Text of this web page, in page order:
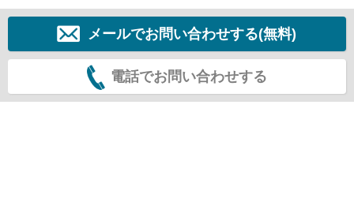
メールでお問い合わせする(無料)
電話でお問い合わせする